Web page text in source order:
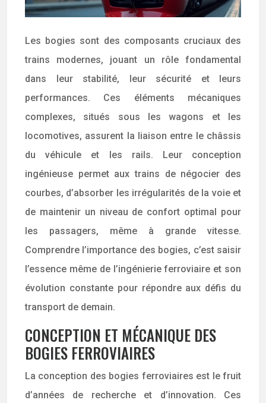
Les bogies sont des composants cruciaux des
trains modernes, jouant un rôle fondamental
dans leur stabilité, leur sécurité et leurs
performances. Ces éléments mécaniques
complexes, situés sous les wagons et les
locomotives, assurent la liaison entre le châssis
du véhicule et les rails. Leur conception
ingénieuse permet aux trains de négocier des
courbes, d’absorber les irrégularités de la voie et
de maintenir un niveau de confort optimal pour
les passagers, même à grande vitesse.
Comprendre l’importance des bogies, c’est saisir
l’essence même de l’ingénierie ferroviaire et son
évolution constante pour répondre aux défis du
transport de demain.
CONCEPTION ET MÉCANIQUE DES
BOGIES FERROVIAIRES
La conception des bogies ferroviaires est le fruit
d’années de recherche et d’innovation. Ces